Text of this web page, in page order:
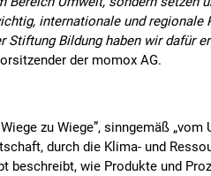
internationale und
Bildung haben wir dafür
der momox AG.
zu Wiege”, sinngemäß
durch die Klima- und
beschreibt, wie Produkte und